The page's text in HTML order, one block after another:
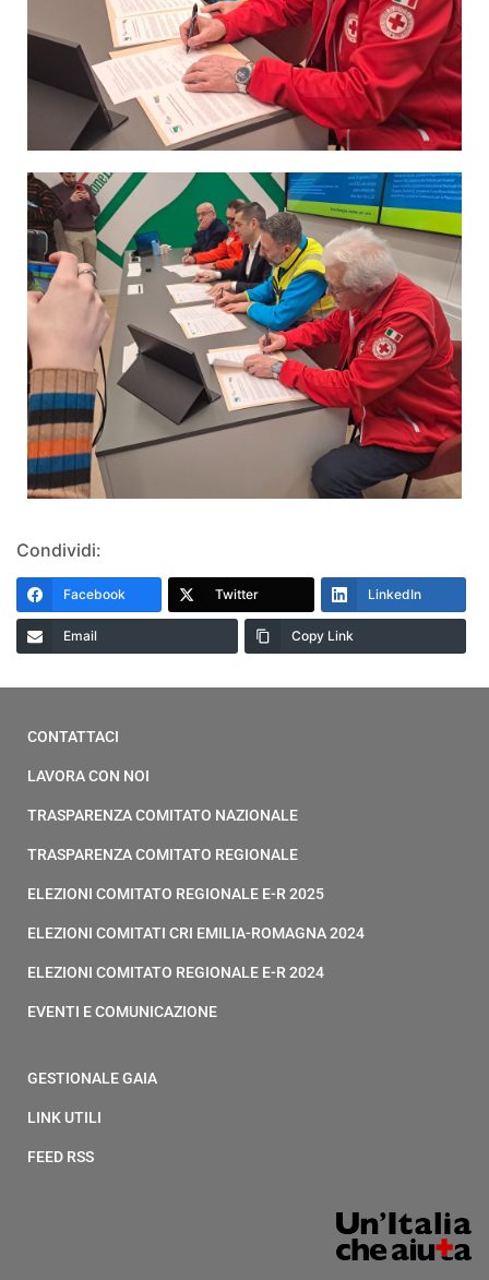
Condividi:
Facebook Twitter LinkedIn
Email Copy Link
CONTATTACI
LAVORA CON NOI
TRASPARENZA COMITATO NAZIONALE
TRASPARENZA COMITATO REGIONALE
ELEZIONI COMITATO REGIONALE E-R 2025
ELEZIONI COMITATI CRI EMILIA-ROMAGNA 2024
ELEZIONI COMITATO REGIONALE E-R 2024
EVENTI E COMUNICAZIONE
GESTIONALE GAIA
LINK UTILI
FEED RSS